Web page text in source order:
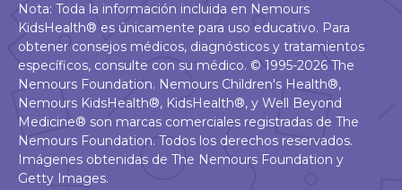
Nota: Toda la información incluida en Nemours
KidsHealth® es únicamente para uso educativo. Para
obtener consejos médicos, diagnósticos y tratamientos
específicos, consulte con su médico. © 1995-2026 The
Nemours Foundation. Nemours Children's Health®,
Nemours KidsHealth®, KidsHealth®, y Well Beyond
Medicine® son marcas comerciales registradas de The
Nemours Foundation. Todos los derechos reservados.
Imágenes obtenidas de The Nemours Foundation y
Getty Images.